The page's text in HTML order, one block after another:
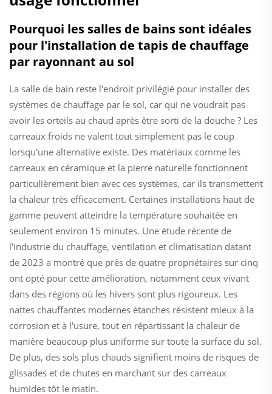
Pourquoi les salles de bains sont idéales
pour l'installation de tapis de chauffage
par rayonnant au sol
La salle de bain reste l'endroit privilégié pour installer des
systèmes de chauffage par le sol, car qui ne voudrait pas
avoir les orteils au chaud après être sorti de la douche ? Les
carreaux froids ne valent tout simplement pas le coup
lorsqu'une alternative existe. Des matériaux comme les
carreaux en céramique et la pierre naturelle fonctionnent
particulièrement bien avec ces systèmes, car ils transmettent
la chaleur très efficacement. Certaines installations haut de
gamme peuvent atteindre la température souhaitée en
seulement environ 15 minutes. Une étude récente de
l'industrie du chauffage, ventilation et climatisation datant
de 2023 a montré que près de quatre propriétaires sur cinq
ont opté pour cette amélioration, notamment ceux vivant
dans des régions où les hivers sont plus rigoureux. Les
nattes chauffantes modernes étanches résistent mieux à la
corrosion et à l'usure, tout en répartissant la chaleur de
manière beaucoup plus uniforme sur toute la surface du sol.
De plus, des sols plus chauds signifient moins de risques de
glissades et de chutes en marchant sur des carreaux
humides tôt le matin.